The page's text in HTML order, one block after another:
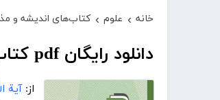
خانه › علوم › کتاب‌های اندیشه و
دانلود رایگان pdf کتاب داستانهاى شگفت
از:آیة